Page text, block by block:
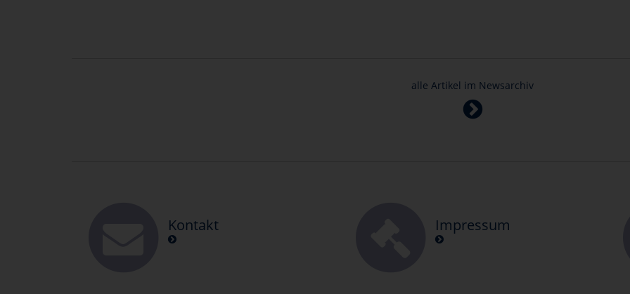
alle Artikel im Newsarchiv
Kontakt Impressum